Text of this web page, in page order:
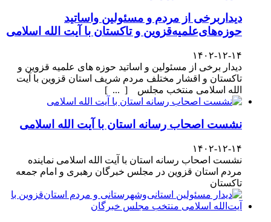
دیداربرخی از مردم و مسئولین واساتید
حوزه‌های‌علمیه‌قزوین و تاکستان با آیت الله اسلامی
۱۴۰۲-۱۲-۱۴
دیدار برخی از مسئولین و اساتید حوزه های علمیه قزوین و
تاکستان و اقشار مختلف مردم شریف استان قزوین با آیت
الله اسلامی منتخب مجلس [ ... ]
نشست اصحاب رسانه استان با آیت الله اسلامی
۱۴۰۲-۱۲-۱۴
نشست اصحاب رسانه استان با آیت الله اسلامی نماینده
مردم استان قزوین در مجلس خبرگان رهبری و امام جمعه
تاکستان